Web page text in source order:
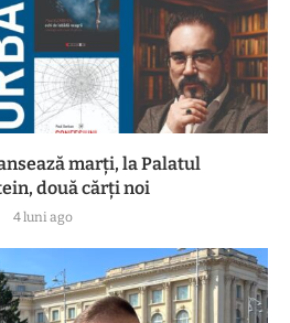
marți, la Palatul
două cărți noi
4 luni ago